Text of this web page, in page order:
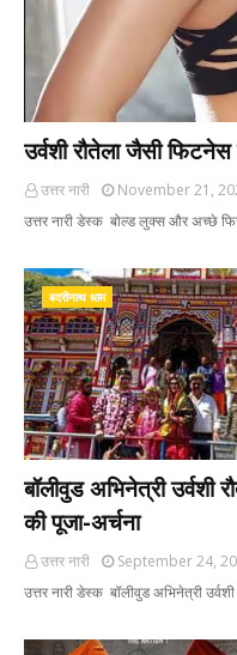
उर्वशी रौतेला जैसी
उत्तर नारी
November 21,
उत्तर नारी डेस्क बोल्ड लुक्स और अच्छे
बदरीनाथ धाम
बॉलीवुड अभिनेत्री उर्वशी
की पूजा-अर्चना
उत्तर नारी
September 24,
उत्तर नारी डेस्क बॉलीवुड अभिनेत्री